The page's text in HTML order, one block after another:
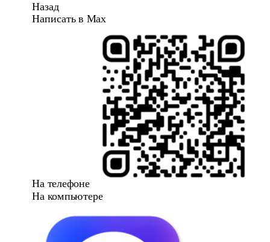
Назад
Написать в Max
На телефоне
На компьютере